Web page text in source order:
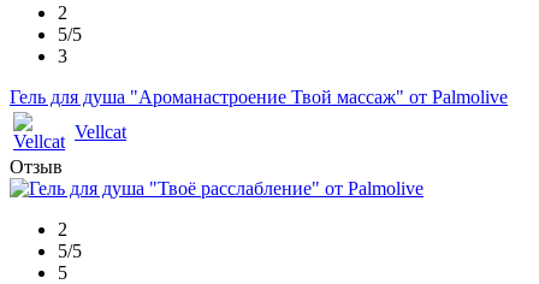
2
5/5
3
Гель для душа "Ароманастроение Твой массаж" от Palmolive
Vellcat
Отзыв
2
5/5
5